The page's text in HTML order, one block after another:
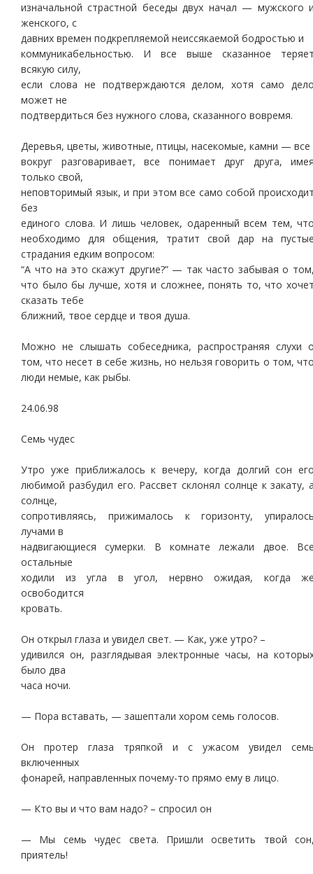
изначальной страстной беседы двух начал — мужского
женского, с
давних времен подкрепляемой неиссякаемой бодростью и
коммуникабельностью. И все выше сказанное
всякую силу,
если слова не подтверждаются делом, хотя само
может не
подтвердиться без нужного слова, сказанного вовремя.
Деревья, цветы, животные, птицы, насекомые, камни — все
вокруг разговаривает, все понимает друг друга,
только свой,
неповторимый язык, и при этом все само собой
без
единого слова. И лишь человек, одаренный всем тем,
необходимо для общения, тратит свой дар на
страдания едким вопросом:
“А что на это скажут другие?” — так часто забывая о
что было бы лучше, хотя и сложнее, понять то, что
сказать тебе
ближний, твое сердце и твоя душа.
Можно не слышать собеседника, распространяя слухи
том, что несет в себе жизнь, но нельзя говорить о том,
люди немые, как рыбы.
24.06.98
Семь чудес
Утро уже приближалось к вечеру, когда долгий сон
любимой разбудил его. Рассвет склонял солнце к закату,
солнце,
сопротивляясь, прижималось к горизонту,
лучами в
надвигающиеся сумерки. В комнате лежали двое.
остальные
ходили из угла в угол, нервно ожидая, когда
освободится
кровать.
Он открыл глаза и увидел свет. — Как, уже утро? –
удивился он, разглядывая электронные часы, на
было два
часа ночи.
— Пора вставать, — зашептали хором семь голосов.
Он протер глаза тряпкой и с ужасом увидел
включенных
фонарей, направленных почему-то прямо ему в лицо.
— Кто вы и что вам надо? – спросил он
— Мы семь чудес света. Пришли осветить твой
приятель!